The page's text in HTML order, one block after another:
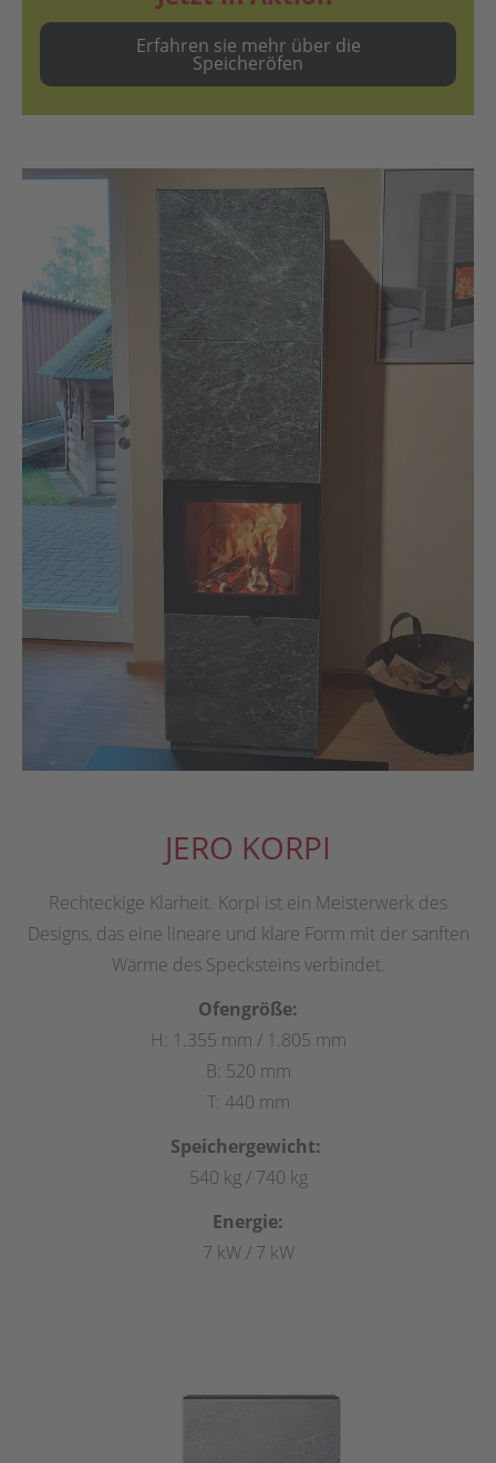
Erfahren sie mehr über die
Speicheröfen
JERO KORPI
Rechteckige Klarheit. Korpi ist ein Meisterwerk des
Designs, das eine lineare und klare Form mit der sanften
Wärme des Specksteins verbindet.
Ofengröße:
H: 1.355 mm / 1.805 mm
B: 520 mm
T: 440 mm
Speichergewicht:
540 kg / 740 kg
Energie:
7 kW / 7 kW